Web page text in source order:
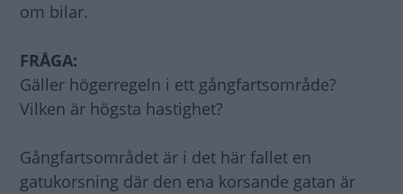
om bilar.
FRÅGA:
Gäller högerregeln i ett gångfartsområde?
Vilken är högsta hastighet?
Gångfartsområdet är i det här fallet en
gatukorsning där den ena korsande gatan är